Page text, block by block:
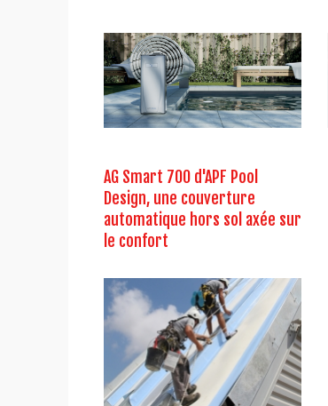
AG Smart 700 d'APF Pool
Design, une couverture
automatique hors sol axée sur
le confort